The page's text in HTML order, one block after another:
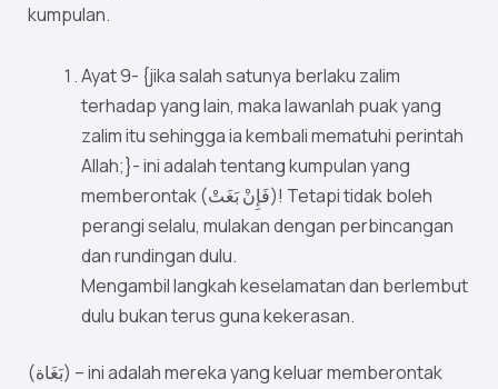
kumpulan.
Ayat 9- {jika salah satunya berlaku zalim
terhadap yang lain, maka lawanlah puak yang
zalim itu sehingga ia kembali mematuhi perintah
Allah;}- ini adalah tentang kumpulan yang
memberontak (فَإِنْ بَغَتْ)! Tetapi tidak boleh
perangi selalu, mulakan dengan perbincangan
dan rundingan dulu.
Mengambil langkah keselamatan dan berlembut
dulu bukan terus guna kekerasan.
(بَغَاة) – ini adalah mereka yang keluar memberontak